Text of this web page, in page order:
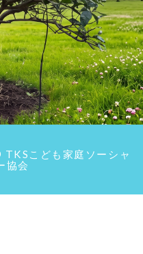
こども家庭ソーシャ
協会